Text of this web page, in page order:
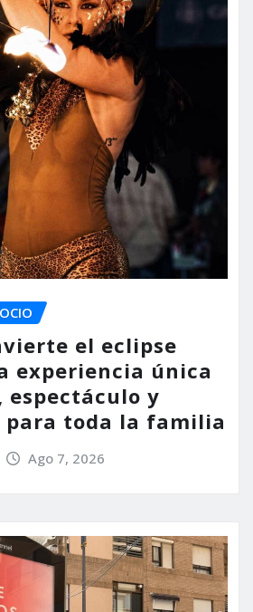
OCIO
el eclipse
experiencia única
espectáculo y
para toda la familia
Ago 7, 2026